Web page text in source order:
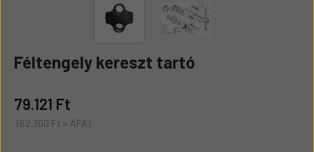
Féltengely kereszt tartó
79.121 Ft
(62.300 Ft + ÁFA)